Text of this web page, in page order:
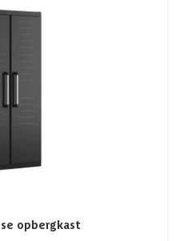
opbergkast